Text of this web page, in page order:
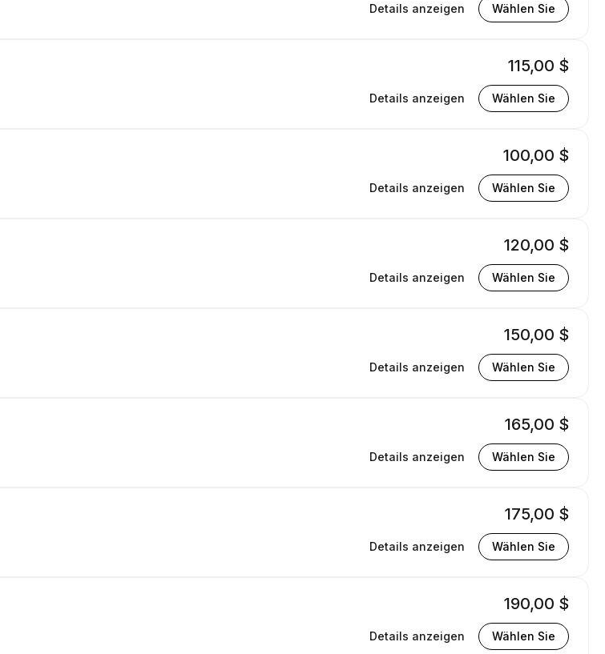
Details anzeigen Wählen Sie
115,00 $
Details anzeigen Wählen Sie
100,00 $
Details anzeigen Wählen Sie
120,00 $
Details anzeigen Wählen Sie
150,00 $
Details anzeigen Wählen Sie
165,00 $
Details anzeigen Wählen Sie
175,00 $
Details anzeigen Wählen Sie
190,00 $
Details anzeigen Wählen Sie